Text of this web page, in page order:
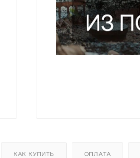
КАК КУПИТЬ ОПЛАТА